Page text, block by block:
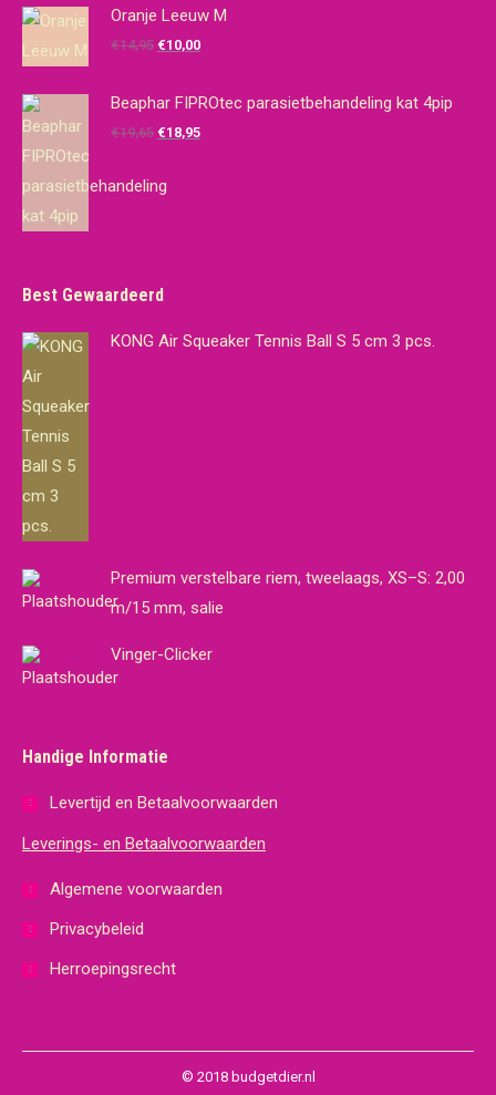
Oranje Leeuw M
€14,95 Oorspronkelijke
was:
€14,95.
€10,00Huidige
is:
€10,00.
Beaphar FIPROtec parasietbehandeling kat 4pip
€19,65 Oorspronkelijke
was:
€18,95Huidige
Best Gewaardeerd
KONG Air Squeaker Tennis Ball S 5 cm 3 pcs.
Premium verstelbare riem, tweelaags, XS–S: 2,00
m/15 mm, salie
Vinger-Clicker
Handige Informatie
Levertijd en Betaalvoorwaarden
Leverings- en Betaalvoorwaarden
Algemene voorwaarden
Privacybeleid
Herroepingsrecht
© 2018 budgetdier.nl